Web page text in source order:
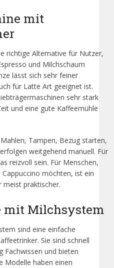
mit
richtige Alternative für Nutzer,
und Milchschaum
lässt sich sehr feiner
für Latte Art geeignet ist.
sehr stark
und eine gute Kaffeemühle
Tampen, Bezug starten,
weitgehend manuell. Für
reizvoll sein. Für Menschen,
möchten, ist ein
praktischer.
mit Milchsystem
sind eine einfache
Sie sind schnell
Fachwissen und bieten
Modelle haben einen